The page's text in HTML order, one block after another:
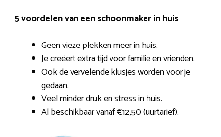
5 voordelen van een schoonmaker in huis
Geen vieze plekken meer in huis.
Je creëert extra tijd voor familie en vrienden.
Ook de vervelende klusjes worden voor je
gedaan.
Veel minder druk en stress in huis.
Al beschikbaar vanaf €12,50 (uurtarief).